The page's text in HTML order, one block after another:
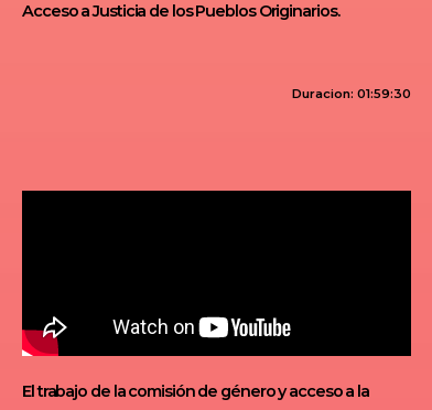
Acceso a Justicia de los Pueblos Originarios.
Duracion: 01:59:30
El trabajo de la comisión de género y acceso a la